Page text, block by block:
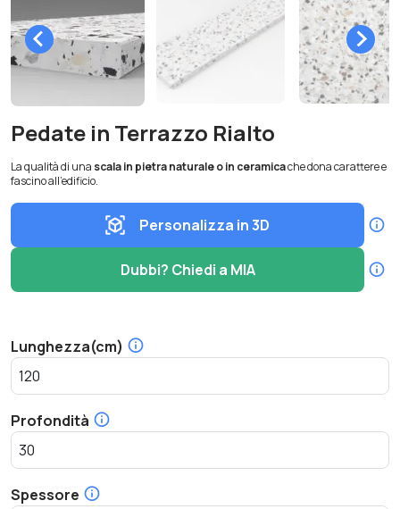
Pedate in Terrazzo Rialto
La qualità di una scala in pietra naturale o in ceramicache dona carattere e
fascino all’edificio.
Personalizza in 3D
Dubbi? Chiedi a MIA
Lunghezza(cm)
Profondità
Spessore